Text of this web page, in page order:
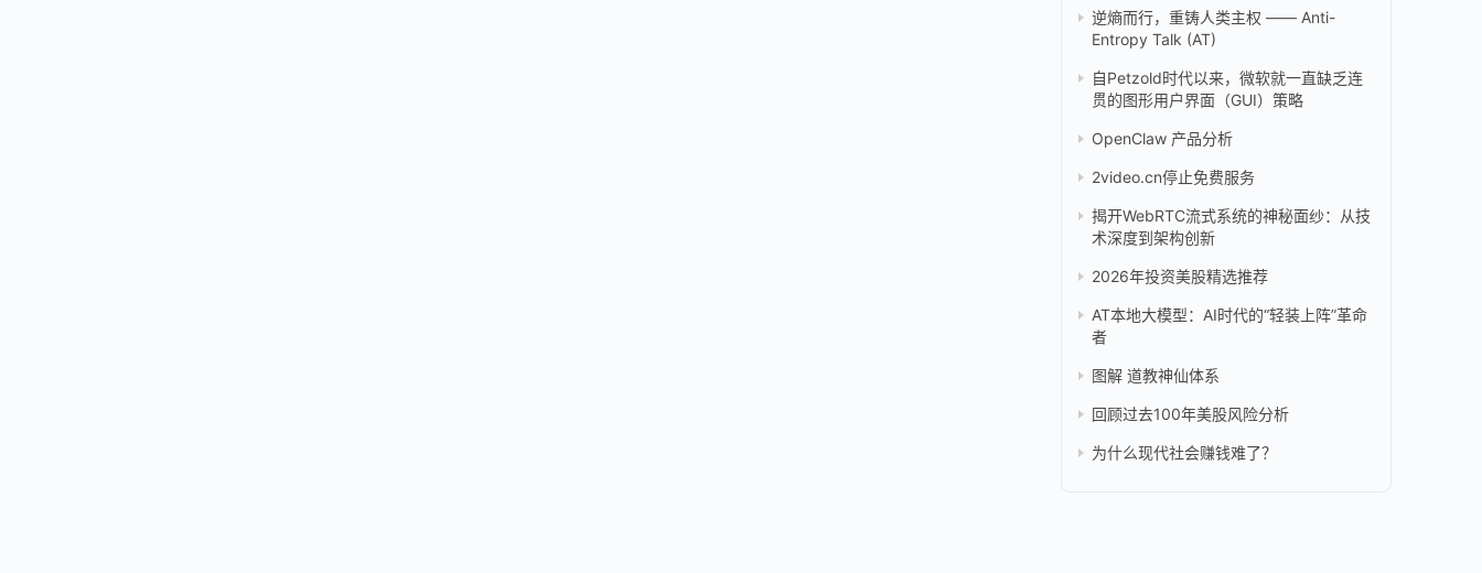
逆熵而行，重铸人类主权 —— Anti-
Entropy Talk (AT)
自Petzold时代以来，微软就一直缺乏连
贯的图形用户界面（GUI）策略
OpenClaw 产品分析
2video.cn停止免费服务
揭开WebRTC流式系统的神秘面纱：从技
术深度到架构创新
2026年投资美股精选推荐
AT本地大模型：AI时代的“轻装上阵”革命
者
图解 道教神仙体系
回顾过去100年美股风险分析
为什么现代社会赚钱难了？